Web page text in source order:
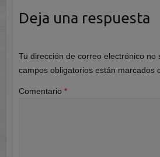
Deja una respuesta
Tu dirección de correo electrónico no
campos obligatorios están marcados
Comentario *